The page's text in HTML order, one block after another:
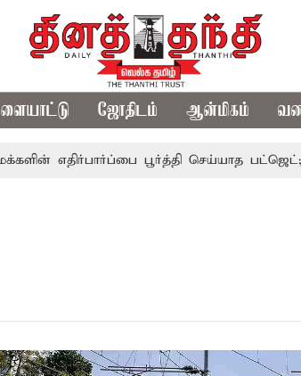
ஜோதிடம் ஆன்மிகம்
எதிர்பார்ப்பை பூர்த்தி செய்யாத பட்ஜெட்;